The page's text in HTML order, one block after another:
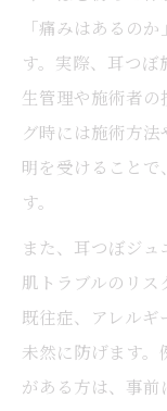
耳つぼ
耳つぼ
初回カウン
初回耳
「痛みはあるの
す。実際、耳つ
生管理や施術者
グ時には施術方
明を受けること
す。
また、耳つぼジ
肌トラブルのリス
既往症、アレルギ
未然に防げます
がある方は、事前